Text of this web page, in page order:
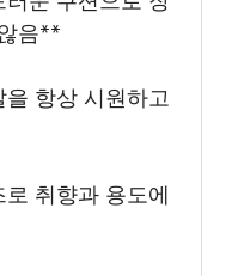
음**
항상 시원하고
취향과 용도에